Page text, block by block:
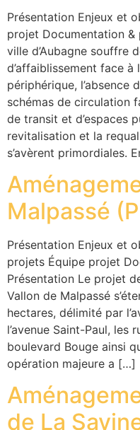
Présentation Enjeux et
projet Documentation
ville d’Aubagne souffre
d’affaiblissement face
périphérique, l’absence
schémas de circulation
de transit et d’espaces
revitalisation et la
s’avèrent primordiales.
Malpassé
Présentation​ Enjeux et
projets Équipe projet
Présentation Le projet
Vallon de Malpassé
hectares, délimité par
l’avenue Saint-Paul, les
boulevard Bouge ainsi
opération majeure a […]
de La